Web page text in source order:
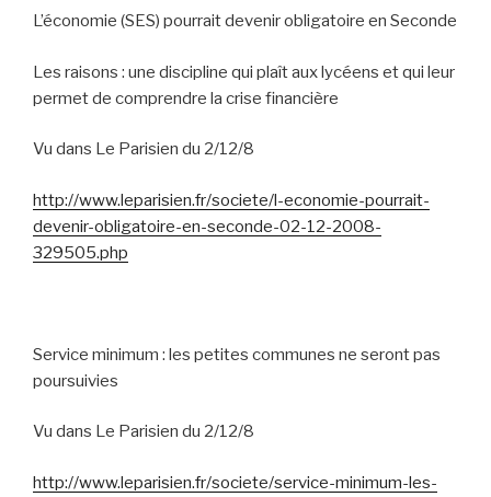
L’économie (SES) pourrait devenir obligatoire en Seconde
Les raisons : une discipline qui plaît aux lycéens et qui leur
permet de comprendre la crise financière
Vu dans Le Parisien du 2/12/8
http://www.leparisien.fr/societe/l-economie-pourrait-
devenir-obligatoire-en-seconde-02-12-2008-
329505.php
Service minimum : les petites communes ne seront pas
poursuivies
Vu dans Le Parisien du 2/12/8
http://www.leparisien.fr/societe/service-minimum-les-